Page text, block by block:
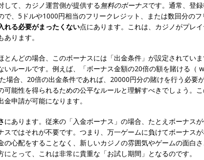
して、カジノ運営側が提供する無料のボーナスです。通常、登
、5ドルや1000円相当のフリークレジット、または数回分の
れる必要がまったくない点にあります。これは、カジノがプレ
ります。
んどの場合、このボーナスには「出金条件」が設定されてい
ルールです。例えば、「ボーナス金額の20倍の額を賭ける
場合、20倍の出金条件であれば、20000円分の賭けを行う必要
能性を得られるための公平なルールと理解すべきでしょう。
申請が可能になります。
にあります。従来の「入金ボーナス」の場合、たとえボーナス
ではそれが不要です。つまり、万一ゲームに負けてボーナス
心配をすることなく、新しいカジノの雰囲気やゲームの面白
とって、これは非常に貴重な「お試し期間」となるのです。